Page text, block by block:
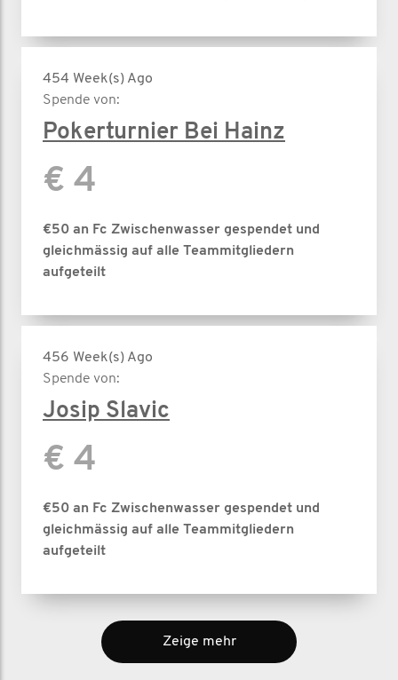
454 Week(s) Ago
Spende von:
Pokerturnier Bei Hainz
€ 4
€50 an Fc Zwischenwasser gespendet und
gleichmässig auf alle Teammitgliedern
aufgeteilt
456 Week(s) Ago
Spende von:
Josip Slavic
€ 4
€50 an Fc Zwischenwasser gespendet und
gleichmässig auf alle Teammitgliedern
aufgeteilt
Zeige mehr